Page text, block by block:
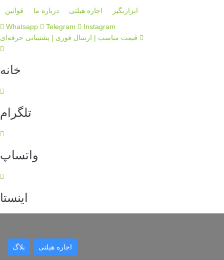
ابزاربگیر اجاره هیلتی درباره ما
قوانین
Whatsapp
Telegram
Instagram
قیمت مناسب | ارسال فوری | پشتیبانی حرفه‌ای
خانه
تلگرام
واتساپ
اینستا
اجاره هیلتی بلاگ